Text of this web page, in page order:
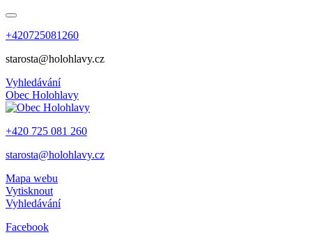
+420725081260
starosta@holohlavy.cz
Vyhledávání
Obec Holohlavy
+420 725 081 260
starosta@holohlavy.cz
Mapa webu
Vytisknout
Vyhledávání
Facebook